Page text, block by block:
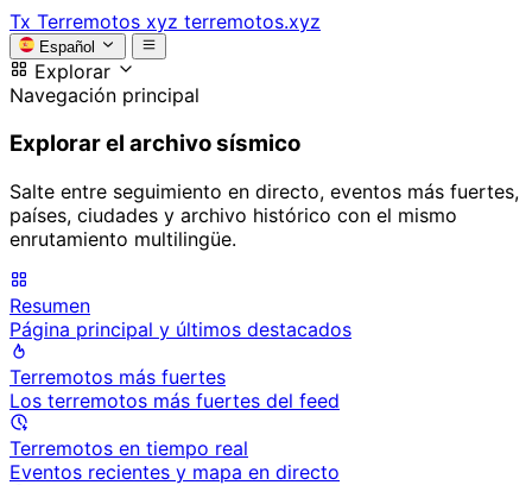
Tx Terremotos xyz terremotos.xyz
Español
Explorar
Navegación principal
Explorar el archivo sísmico
Salte entre seguimiento en directo, eventos más fuertes,
países, ciudades y archivo histórico con el mismo
enrutamiento multilingüe.
Resumen
Página principal y últimos destacados
Terremotos más fuertes
Los terremotos más fuertes del feed
Terremotos en tiempo real
Eventos recientes y mapa en directo